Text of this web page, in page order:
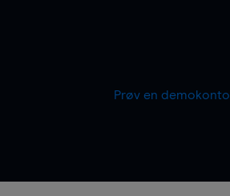
Prøv en demokonto